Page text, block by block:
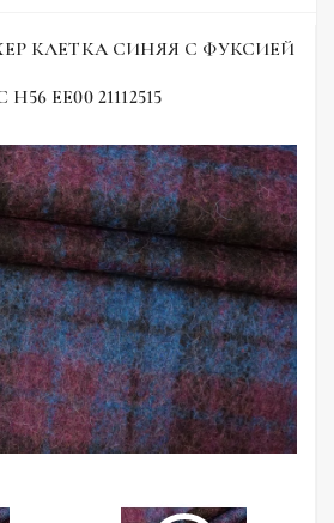
КЛЕТКА СИНЯЯ С ФУКСИЕЙ
H56 EE00 21112515